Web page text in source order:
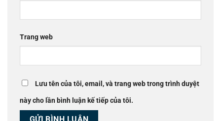
Trang web
Lưu tên của tôi, email, và trang web trong trình duyệt
này cho lần bình luận kế tiếp của tôi.